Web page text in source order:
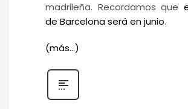
madrileña. Recordamos que
de Barcelona será en junio.
(más…)